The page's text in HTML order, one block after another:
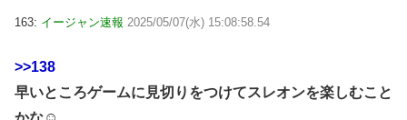
163: イージャン速報 2025/05/07(水) 15:08:58.54
>>138
早いところゲームに見切りをつけてスレオンを楽しむこと